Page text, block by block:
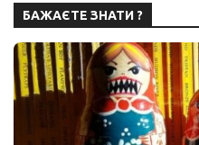
БАЖАЄТЕ ЗНАТИ ?